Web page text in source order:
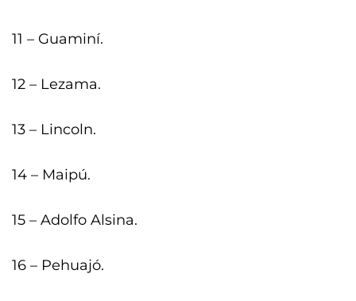
11 – Guaminí.
12 – Lezama.
13 – Lincoln.
14 – Maipú.
15 – Adolfo Alsina.
16 – Pehuajó.